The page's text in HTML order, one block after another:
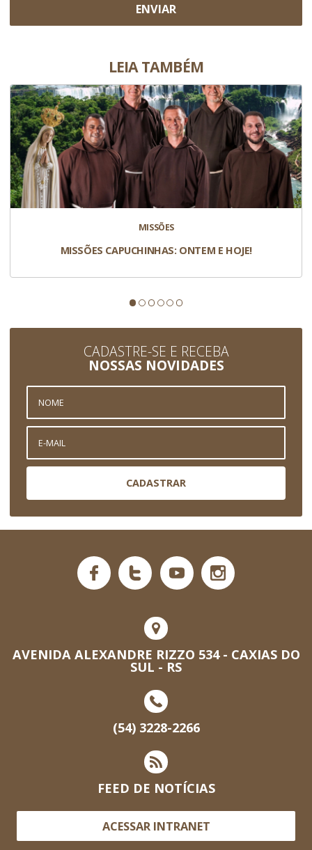
ENVIAR
LEIA TAMBÉM
MISSÕES
MISSÕES CAPUCHINHAS: ONTEM E HOJE!
CADASTRE-SE E RECEBA
NOSSAS NOVIDADES
CADASTRAR
AVENIDA ALEXANDRE RIZZO 534 - CAXIAS DO
SUL - RS
(54) 3228-2266
FEED DE NOTÍCIAS
ACESSAR INTRANET